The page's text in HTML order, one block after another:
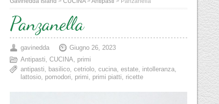
Panzanella
gavinedda
Giugno 26, 2023
Antipasti,CUCINA, primi
antipasti, basilico,cetriolo,cucina,estate, intolleranza,
lattosio, pomodori, primi, primi piatti, ricette